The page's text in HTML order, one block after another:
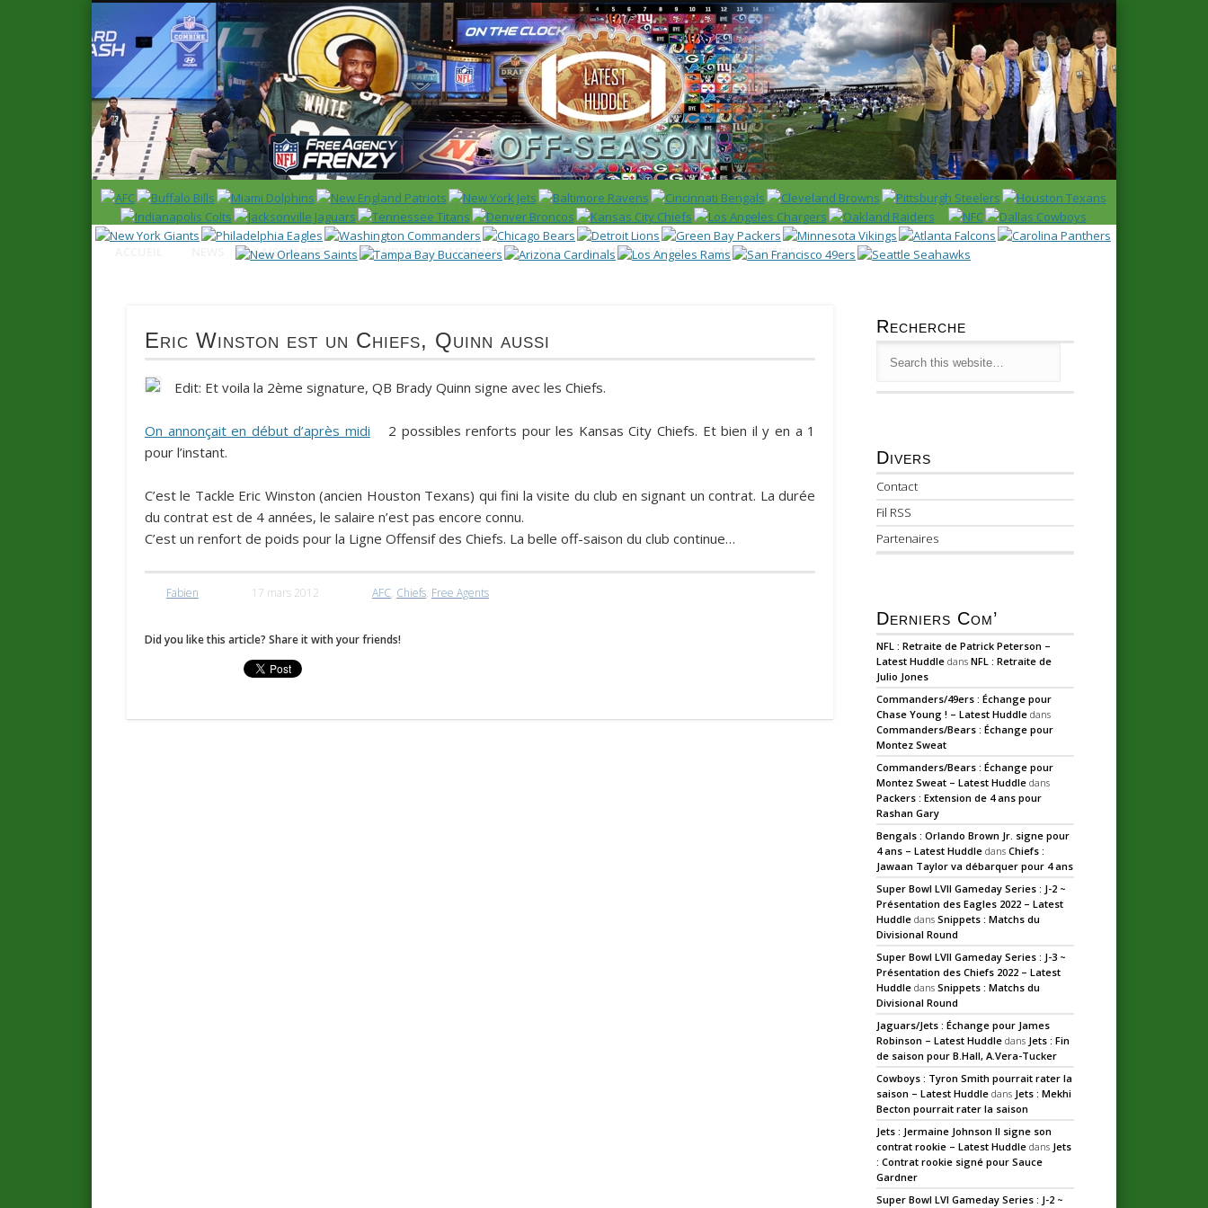
News en français sur la NFL et le Football Américain (Foot US)
SAISON 2025 CALENDRIER / CLASSEMENT NFL DRAFT/COMBINE ENCYCLOPÉDIE
Eric Winston est un Chiefs, Quinn aussi
Edit: Et voila la 2ème signature, QB Brady Quinn signe avec les Chiefs.
On annonçait en début d’après midi
2 possibles renforts pour les Kansas City Chiefs. Et bien il y en a 1
pour l’instant.
C’est le Tackle Eric Winston (ancien Houston Texans) qui fini la visite du club en signant un contrat. La durée
du contrat est de 4 années, le salaire n’est pas encore connu.
C’est un renfort de poids pour la Ligne Offensif des Chiefs. La belle off-saison du club continue…
Fabien 17 mars 2012 AFC, Chiefs, Free Agents
Did you like this article? Share it with your friends!
Recherche
Divers
Contact
Fil RSS
Partenaires
Derniers Com’
NFL : Retraite de Patrick Peterson –
Latest Huddle dansNFL : Retraite de
Julio Jones
Commanders/49ers : Échange pour
Chase Young ! – Latest Huddle dans
Commanders/Bears : Échange pour
Montez Sweat
Commanders/Bears : Échange pour
Montez Sweat – Latest Huddle dans
Packers : Extension de 4 ans pour
Rashan Gary
Bengals : Orlando Brown Jr. signe pour
4 ans – Latest Huddle dansChiefs :
Jawaan Taylor va débarquer pour 4 ans
Super Bowl LVII Gameday Series : J-2 ~
Présentation des Eagles 2022 – Latest
Huddle dansSnippets : Matchs du
Divisional Round
Super Bowl LVII Gameday Series : J-3 ~
Présentation des Chiefs 2022 – Latest
Huddle dansSnippets : Matchs du
Divisional Round
Jaguars/Jets : Échange pour James
Robinson – Latest Huddle dans Jets : Fin
de saison pour B.Hall, A.Vera-Tucker
Cowboys : Tyron Smith pourrait rater la
saison – Latest Huddle dans Jets : Mekhi
Becton pourrait rater la saison
Jets : Jermaine Johnson II signe son
contrat rookie – Latest Huddle dans Jets
: Contrat rookie signé pour Sauce
Gardner
Super Bowl LVI Gameday Series : J-2 ~